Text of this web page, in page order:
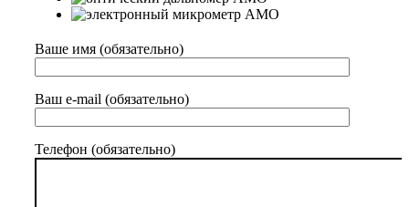
Ваше имя (обязательно)
Ваш e-mail (обязательно)
Телефон (обязательно)